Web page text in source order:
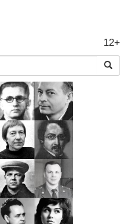
12+